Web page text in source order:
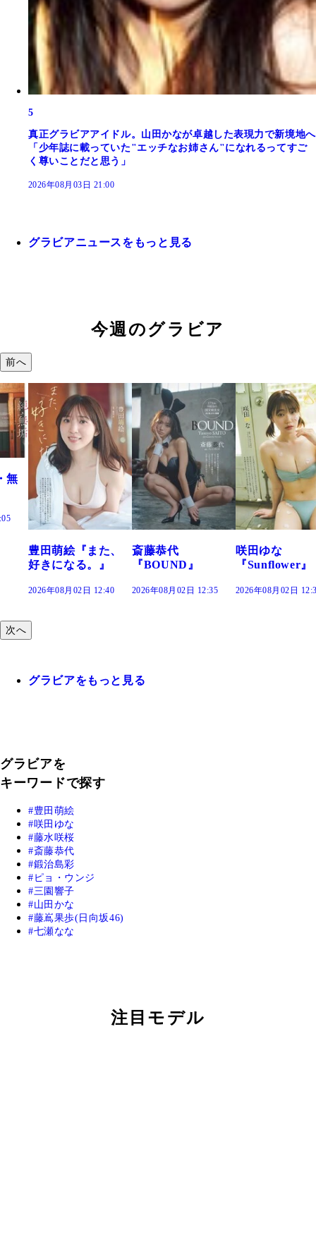
5
真正グラビアアイドル。山田かなが卓越した表現力で新境地へ
「少年誌に載っていた"エッチなお姉さん"になれるってすご
く尊いことだと思う」
2026年08月03日 21:00
グラビアニュースをもっと見る
今週のグラビア
前へ
斎藤恭代
『BOUND』
2026年08月02日 12:35
咲田ゆな
『Sunflower』
2026年08月02日 12:30
藤水咲桜『花
だまり』
2026年08月02日
次へ
グラビアをもっと見る
グラビアを
キーワードで探す
豊田萌絵
咲田ゆな
藤水咲桜
斎藤恭代
鍛治島彩
ピョ・ウンジ
三園響子
山田かな
藤嶌果歩(日向坂46)
七瀬なな
注目モデル